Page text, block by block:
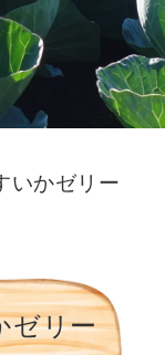
いかゼリー
ゼリー